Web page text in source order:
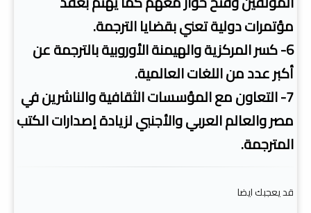
مؤتمرات دولية تعني بقضايا الترجمة.
6- كسر المركزية والهيمنة الأوروبية بالترجمة عن
أكبر عدد من اللغات العالمية.
7- التعاون مع المؤسسات الثقافية والناشرين في
مصر والعالم العربي والأجنبي لزيادة إصدارات الكتب
المترجمة.
قد يعجبك ايضا